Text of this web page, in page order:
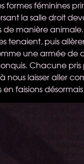
formes féminines
la salle droit
de manière
tenaient, puis
une armée de
Chacune
laisser aller
faisions